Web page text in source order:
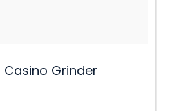
Casino Grinder